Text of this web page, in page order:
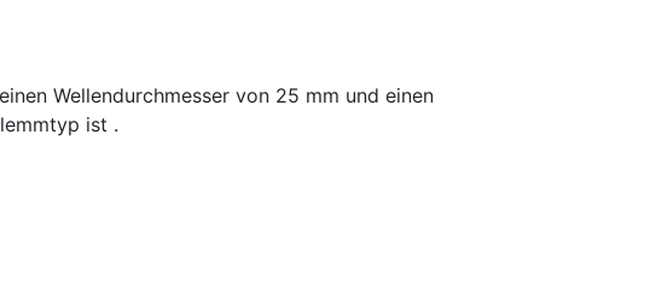
Wellendurchmesser von 25 mm und einen
ist .